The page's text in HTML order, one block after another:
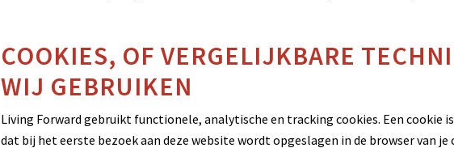
COOKIES, OF VERGELIJKBARE
WIJ GEBRUIKEN
Living Forward gebruikt functionele, analytische en tracking cookies. Een cookie
dat bij het eerste bezoek aan deze website wordt opgeslagen in de browser van